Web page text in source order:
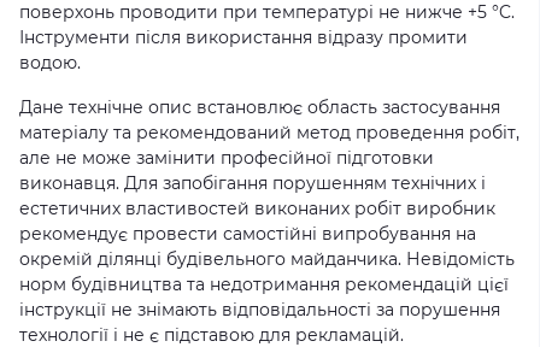
поверхонь проводити при температурі не нижче +5 °C.
Інструменти після використання відразу промити
водою.
Дане технічне опис встановлює область застосування
матеріалу та рекомендований метод проведення робіт,
але не може замінити професійної підготовки
виконавця. Для запобігання порушенням технічних і
естетичних властивостей виконаних робіт виробник
рекомендує провести самостійні випробування на
окремій ділянці будівельного майданчика. Невідомість
норм будівництва та недотримання рекомендацій цієї
інструкції не знімають відповідальності за порушення
технології і не є підставою для рекламацій.